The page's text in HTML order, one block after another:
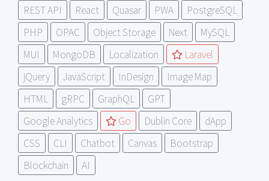
REST API
React Quasar PWA
PostgreSQL
PHP
OPAC Object Storage Next
MySQL
MUI
MongoDB Localization
Laravel
jQuery
JavaScript InDesign
Image Map
HTML
gRPC GraphQL
GPT
Google Analytics
Go Dublin Core
dApp
CSS
CLI Chatbot Canvas
Bootstrap
Blockchain
AI